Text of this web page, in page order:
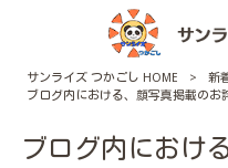
サンライズ つかごし HOME > 新
ブログ内における、顔写真掲載のお
ブログ内におけ